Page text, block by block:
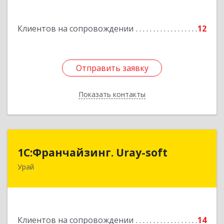
Клиентов на сопровождении 12
Отправить заявку
Показать контакты
Отправить заявку
Назад
1С:Франчайзинг. Uray-soft
Урай
Клиентов на сопровождении 14
1С:Франчайзинг. Uray-soft
628284, Ханты-Мансийский Автономный округ